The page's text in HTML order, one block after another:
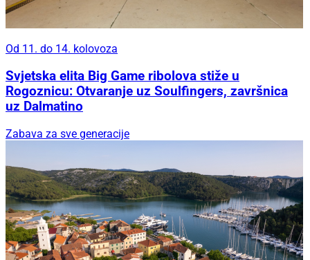
Od 11. do 14. kolovoza
Svjetska elita Big Game ribolova stiže u
Rogoznicu: Otvaranje uz Soulfingers, završnica
uz Dalmatino
Zabava za sve generacije